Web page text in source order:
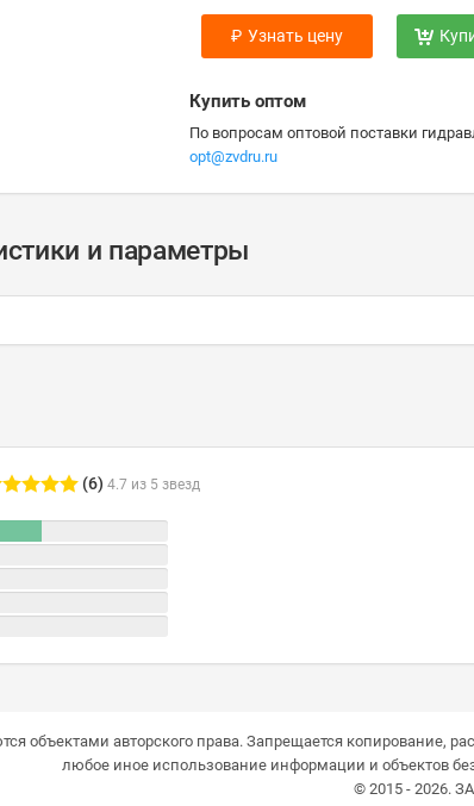
₽ Узнать цену
Купить оптом
По вопросам оптовой поставки
opt@zvdru.ru
и параметры
(6) 4.7 из 5 звезд
объектами авторского права. Запрещается копирование,
любое иное использование информации и объектов
© 2015 - 2026.